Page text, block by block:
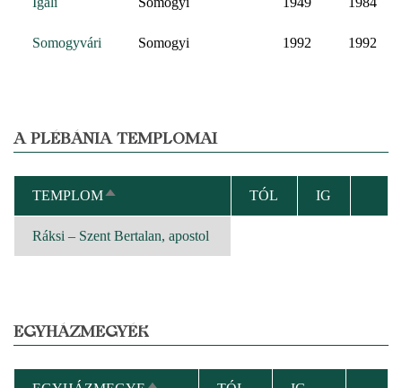
Somogyvári Somogyi 1992 1992
A PLÉBÁNIA TEMPLOMAI
TEMPLOMCSÖKKENŐ
RENDEZÉS
TÓL IG
Ráksi – Szent Bertalan, apostol
EGYHÁZMEGYÉK